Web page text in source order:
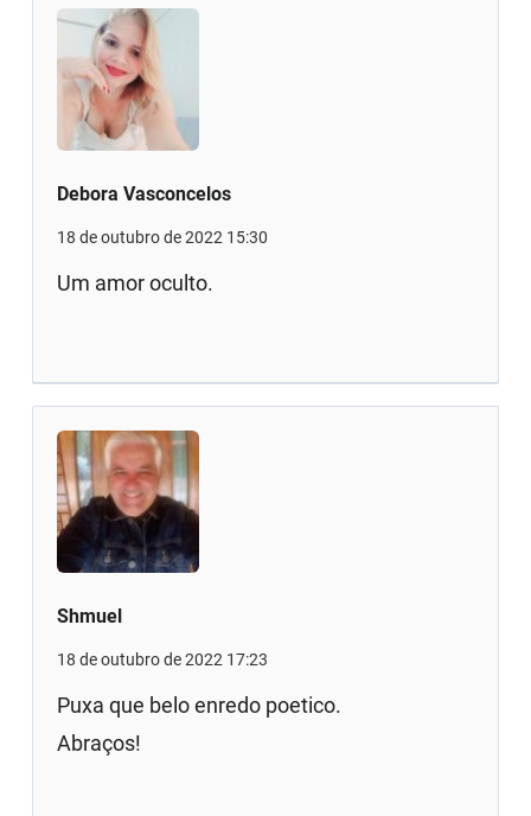
Debora Vasconcelos
18 de outubro de 2022 15:30
Um amor oculto.
Shmuel
18 de outubro de 2022 17:23
Puxa que belo enredo poetico.
Abraços!